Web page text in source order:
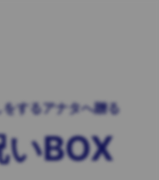
するアナタへ贈る
BOX